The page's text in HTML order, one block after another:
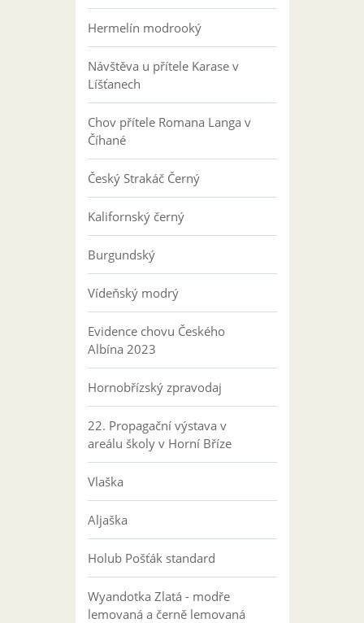
Hermelín modrooký
Návštěva u přítele Karase v
Líšťanech
Chov přítele Romana Langa v
Číhané
Český Strakáč Černý
Kalifornský černý
Burgundský
Vídeňský modrý
Evidence chovu Českého
Albína 2023
Hornobřízský zpravodaj
22. Propagační výstava v
areálu školy v Horní Bříze
Vlaška
Aljaška
Holub Pošťák standard
Wyandotka Zlatá - modře
lemovaná a černě lemovaná